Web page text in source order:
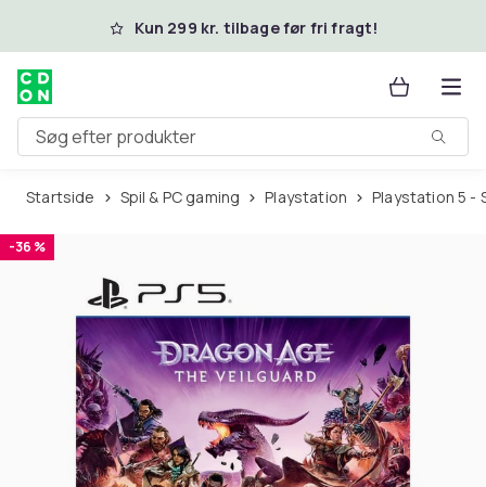
Spring til hovedindhold
Kun 299 kr. tilbage før fri fragt!
Søg efter produkter
Startside Spil & PC gaming Playstation Playstation 5 -
-36 %